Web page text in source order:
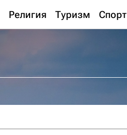
Религия Туризм Спорт